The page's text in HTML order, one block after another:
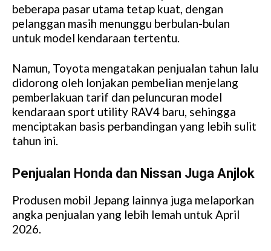
beberapa pasar utama tetap kuat, dengan
pelanggan masih menunggu berbulan-bulan
untuk model kendaraan tertentu.
Namun, Toyota mengatakan penjualan tahun lalu
didorong oleh lonjakan pembelian menjelang
pemberlakuan tarif dan peluncuran model
kendaraan sport utility RAV4 baru, sehingga
menciptakan basis perbandingan yang lebih sulit
tahun ini.
Penjualan Honda dan Nissan Juga Anjlok
Produsen mobil Jepang lainnya juga melaporkan
angka penjualan yang lebih lemah untuk April
2026.